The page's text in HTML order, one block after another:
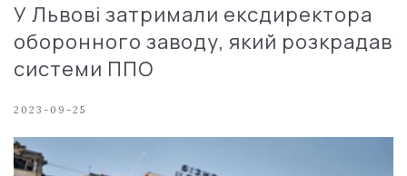
У Львові затримали ексдиректора
оборонного заводу, який розкрадав
системи ППО
2023-09-25